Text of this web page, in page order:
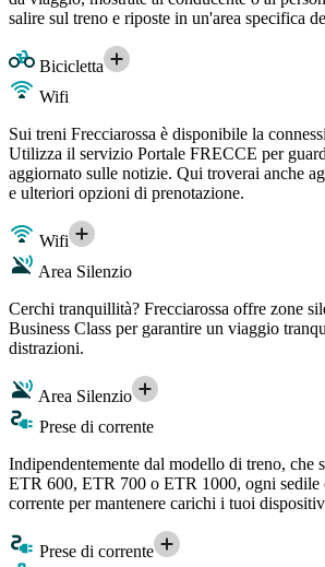
salire sul treno e riposte in un'area specifica
Bicicletta
Wifi
Sui treni Frecciarossa è disponibile la
Utilizza il servizio Portale FRECCE per
aggiornato sulle notizie. Qui troverai anche
e ulteriori opzioni di prenotazione.
Wifi
Area Silenzio
Cerchi tranquillità? Frecciarossa offre zone
Business Class per garantire un viaggio
distrazioni.
Area Silenzio
Prese di corrente
Indipendentemente dal modello di treno, che
ETR 600, ETR 700 o ETR 1000, ogni sedile
corrente per mantenere carichi i tuoi
Prese di corrente